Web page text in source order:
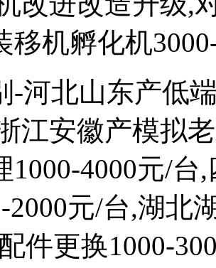
移机孵化机
-河北山东产低
江安徽产模拟
1000-4000元/
2000元/台,湖北
件更换1000-